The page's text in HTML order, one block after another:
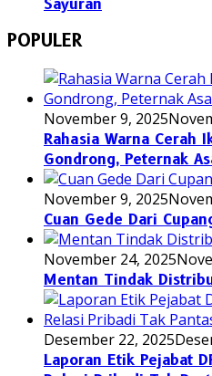
Sayuran
POPULER
November 9, 2025
Rahasia Warna Cerah
Gondrong, Peternak
November 9, 2025
Cuan Gede Dari
November 24, 2025
Mentan Tindak
Desember 22, 2025
Laporan Etik Pejabat